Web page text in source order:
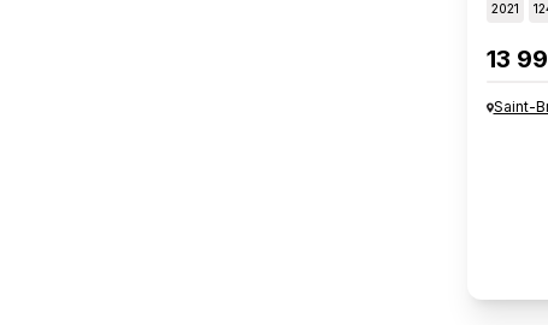
2021
13
Saint-